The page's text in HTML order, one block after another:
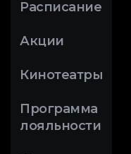
Расписание
Акции
Кинотеатры
Программа
лояльности